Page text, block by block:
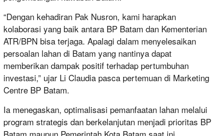
“Dengan kehadiran Pak Nusron, kami harapkan
kolaborasi yang baik antara BP Batam dan Kementerian
ATR/BPN bisa terjaga. Apalagi dalam menyelesaikan
persoalan lahan di Batam yang nantinya dapat
memberikan dampak positif terhadap pertumbuhan
investasi,” ujar Li Claudia pasca pertemuan di Marketing
Centre BP Batam.
Ia menegaskan, optimalisasi pemanfaatan lahan melalui
program strategis dan berkelanjutan menjadi prioritas BP